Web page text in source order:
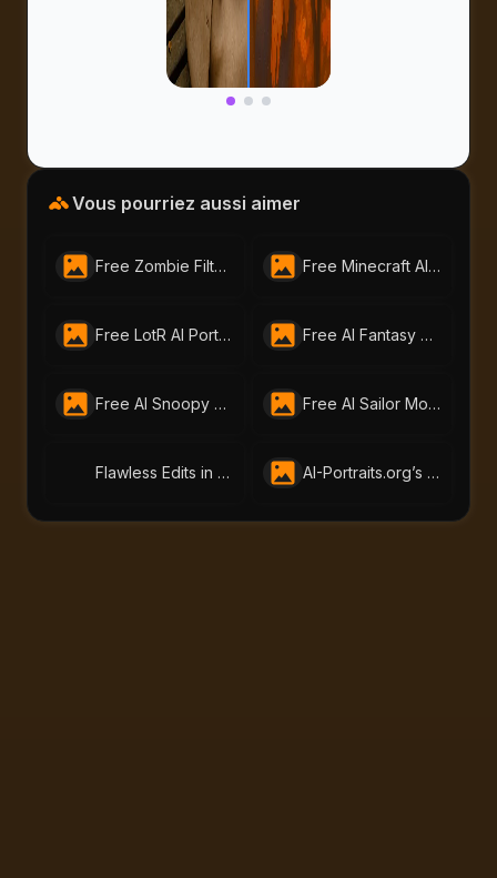
Vous pourriez aussi aimer
Free Zombie Filter by AI-Portraits.org – Turn Photos into the Undead Instantly Free Minecraft AI Filter | Turn Any Photo into Pixel Art with AI-Portraits.org
Free LotR AI Portrait Generator – Create Your Middle-earth Self Free AI Fantasy Portrait Generator That Brings Your Imagination to Life|AI-Portraits.org
Free AI Snoopy Generator – Make Snoopy Anime & Images in Seconds|AI-Portraits.org Free AI Sailor Moon Filter | Create Anime Portraits with AI-Portraits.org
Flawless Edits in One Click: Try AI-Portraits.org’s Free Face Editor Online AI-Portraits.org’s Free Skin Tone Changer Lets You Change Skin Color Instantly